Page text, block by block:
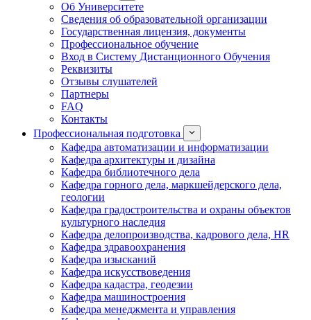
Об Университете
Сведения об образовательной организации
Государственная лицензия, документы
Профессиональное обучение
Вход в Систему Дистанционного Обучения
Реквизиты
Отзывы слушателей
Партнеры
FAQ
Контакты
Профессиональная подготовка
Кафедра автоматизации и информатизации
Кафедра архитектуры и дизайна
Кафедра библиотечного дела
Кафедра горного дела, маркшейдерского дела,
геологии
Кафедра градостроительства и охраны объектов
культурного наследия
Кафедра делопроизводства, кадрового дела, HR
Кафедра здравоохранения
Кафедра изысканий
Кафедра искусствоведения
Кафедра кадастра, геодезии
Кафедра машиностроения
Кафедра менеджмента и управления